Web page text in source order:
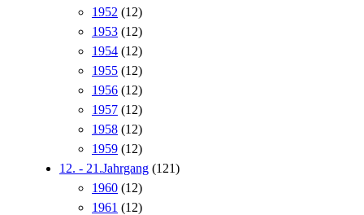
1952 (12)
1953 (12)
1954 (12)
1955 (12)
1956 (12)
1957 (12)
1958 (12)
1959 (12)
12. - 21.Jahrgang (121)
1960 (12)
1961 (12)